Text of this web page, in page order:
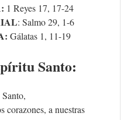
1 Reyes 17, 17-24
: Salmo 29, 1-6
Gálatas 1, 11-19
Santo:
corazones, a nuestras